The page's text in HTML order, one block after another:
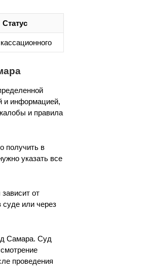
Статус
и информацией,
и правила
получить в
указать все
от
или через
Самара. Суд
проведения